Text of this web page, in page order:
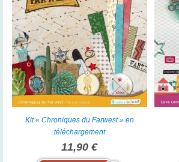
Kit « Chroniques du Farwest » en
téléchargement
11,90 €